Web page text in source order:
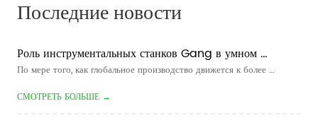
Последние новости
Роль инструментальных станков Gang в умном
производстве
По мере того, как глобальное производство движется к более
более гибкому производству, умное производство стало ключевым
СМОТРЕТЬ БОЛЬШЕ →